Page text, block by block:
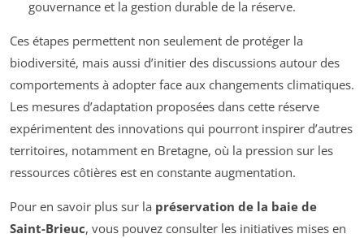
gouvernance et la gestion durable de la réserve.
Ces étapes permettent non seulement de protéger la
biodiversité, mais aussi d’initier des discussions autour des
comportements à adopter face aux changements climatiques.
Les mesures d’adaptation proposées dans cette réserve
expérimentent des innovations qui pourront inspirer d’autres
territoires, notamment en Bretagne, où la pression sur les
ressources côtières est en constante augmentation.
Pour en savoir plus sur la préservation de la baie de
Saint-Brieuc, vous pouvez consulter les initiatives mises en